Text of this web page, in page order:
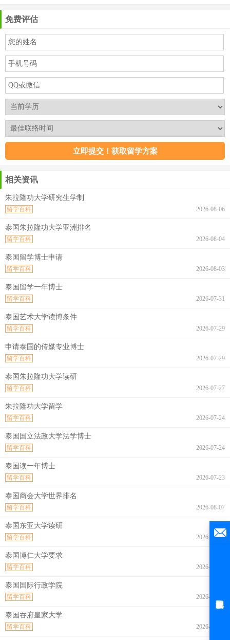
免费评估
相关资讯
朱拉隆功大学研究生学制
2026-08-06
留学百科
泰国朱拉隆功大学亚洲排名
2026-08-04
留学百科
泰国留学博士申请
2026-08-03
留学百科
泰国留学一年博士
2026-07-31
留学百科
泰国艺术大学读博条件
2026-07-29
留学百科
申请泰国的传媒专业博士
2026-07-29
留学百科
泰国朱拉隆功大学读研
2026-07-27
留学百科
朱拉隆功大学留学
2026-07-24
留学百科
泰国国立法政大学法学博士
2026-07-24
留学百科
泰国读一年博士
2026-07-23
留学百科
泰国商会大学世界排名
2026-08-07
留学百科
泰国东亚大学读研
2026-08-07
留学百科
泰国博仁大学要求
2026-08-07
留学百科
泰国国际行政学院
2026-08-07
留学百科
泰国吞府皇家大学
2026-08-07
留学百科